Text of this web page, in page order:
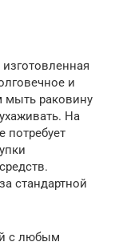
и
мыть раковину
На
потребует
стандартной
с любым